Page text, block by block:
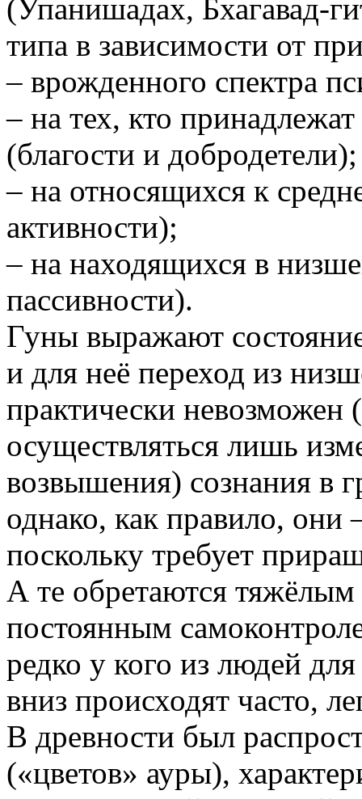
(Упанишадах, Бхагавад-
типа в зависимости от
– врожденного спектра
– на тех, кто
(благости и добродетели);
– на относящихся к
активности);
– на находящихся в
пассивности).
Гуны выражают
и для неё переход из
практически невозможен
осуществляться лишь
возвышения) сознания в
однако, как правило, они
поскольку требует
А те обретаются
постоянным
редко у кого из людей
вниз происходят часто,
В древности был
(«цветов» ауры),